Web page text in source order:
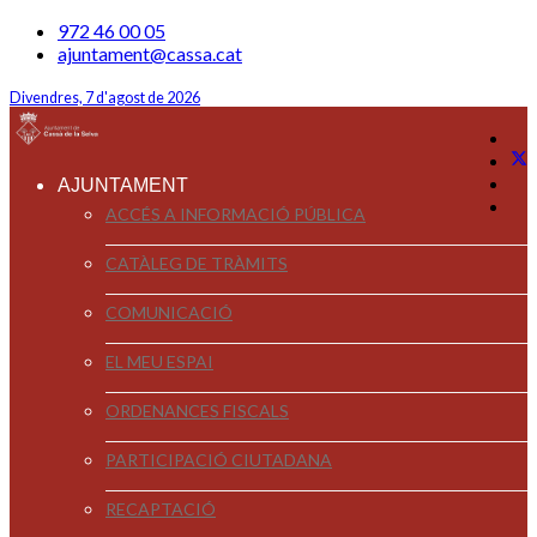
972 46 00 05
ajuntament@cassa.cat
Divendres, 7 d'agost de 2026
AJUNTAMENT
ACCÉS A INFORMACIÓ PÚBLICA
CATÀLEG DE TRÀMITS
COMUNICACIÓ
EL MEU ESPAI
ORDENANCES FISCALS
PARTICIPACIÓ CIUTADANA
RECAPTACIÓ